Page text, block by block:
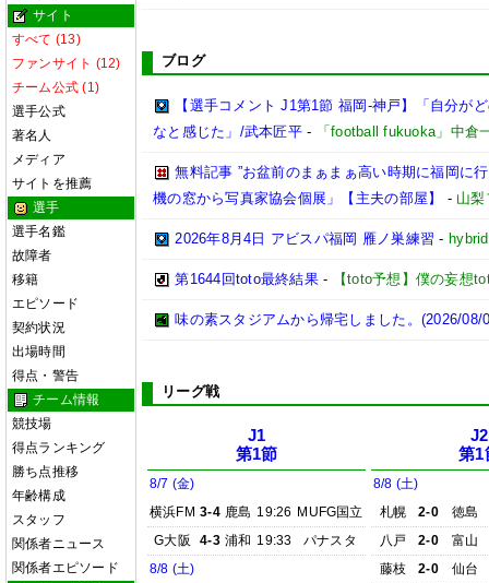
サイト
すべて (13)
ファンサイト (12)
チーム公式 (1)
選手公式
著名人
メディア
サイトを推薦
選手
選手名鑑
故障者
移籍
エピソード
契約状況
出場時間
得点・警告
チーム情報
競技場
得点ランキング
勝ち点推移
年齢構成
スタッフ
関係者ニュース
関係者エピソード
ブログ
【選手コメント J1第1節 福岡-神戸】「自分が
なと感じた」/武本匠平- 「football fukuoka」中倉
無料記事 ”お盆前のまぁまぁ高い時期に福岡に
機の窓から写真家協会個展」【主夫の部屋】
- 山梨
2026年8月4日 アビスパ福岡 雁ノ巣練習 -
第1644回toto最終結果 - 【toto予想】僕の妄想
味の素スタジアムから帰宅しました。(2026/08/
リーグ戦
J1
第1節
8/7 (金)
横浜FM 3-4 鹿島 19:26 MUFG国立
G大阪
4-3 浦和 19:33
パナスタ
8/8 (土)
J2
第1
8/8 (土)
札幌
2-0
徳島
八戸
2-0
富山
藤枝
2-0
仙台